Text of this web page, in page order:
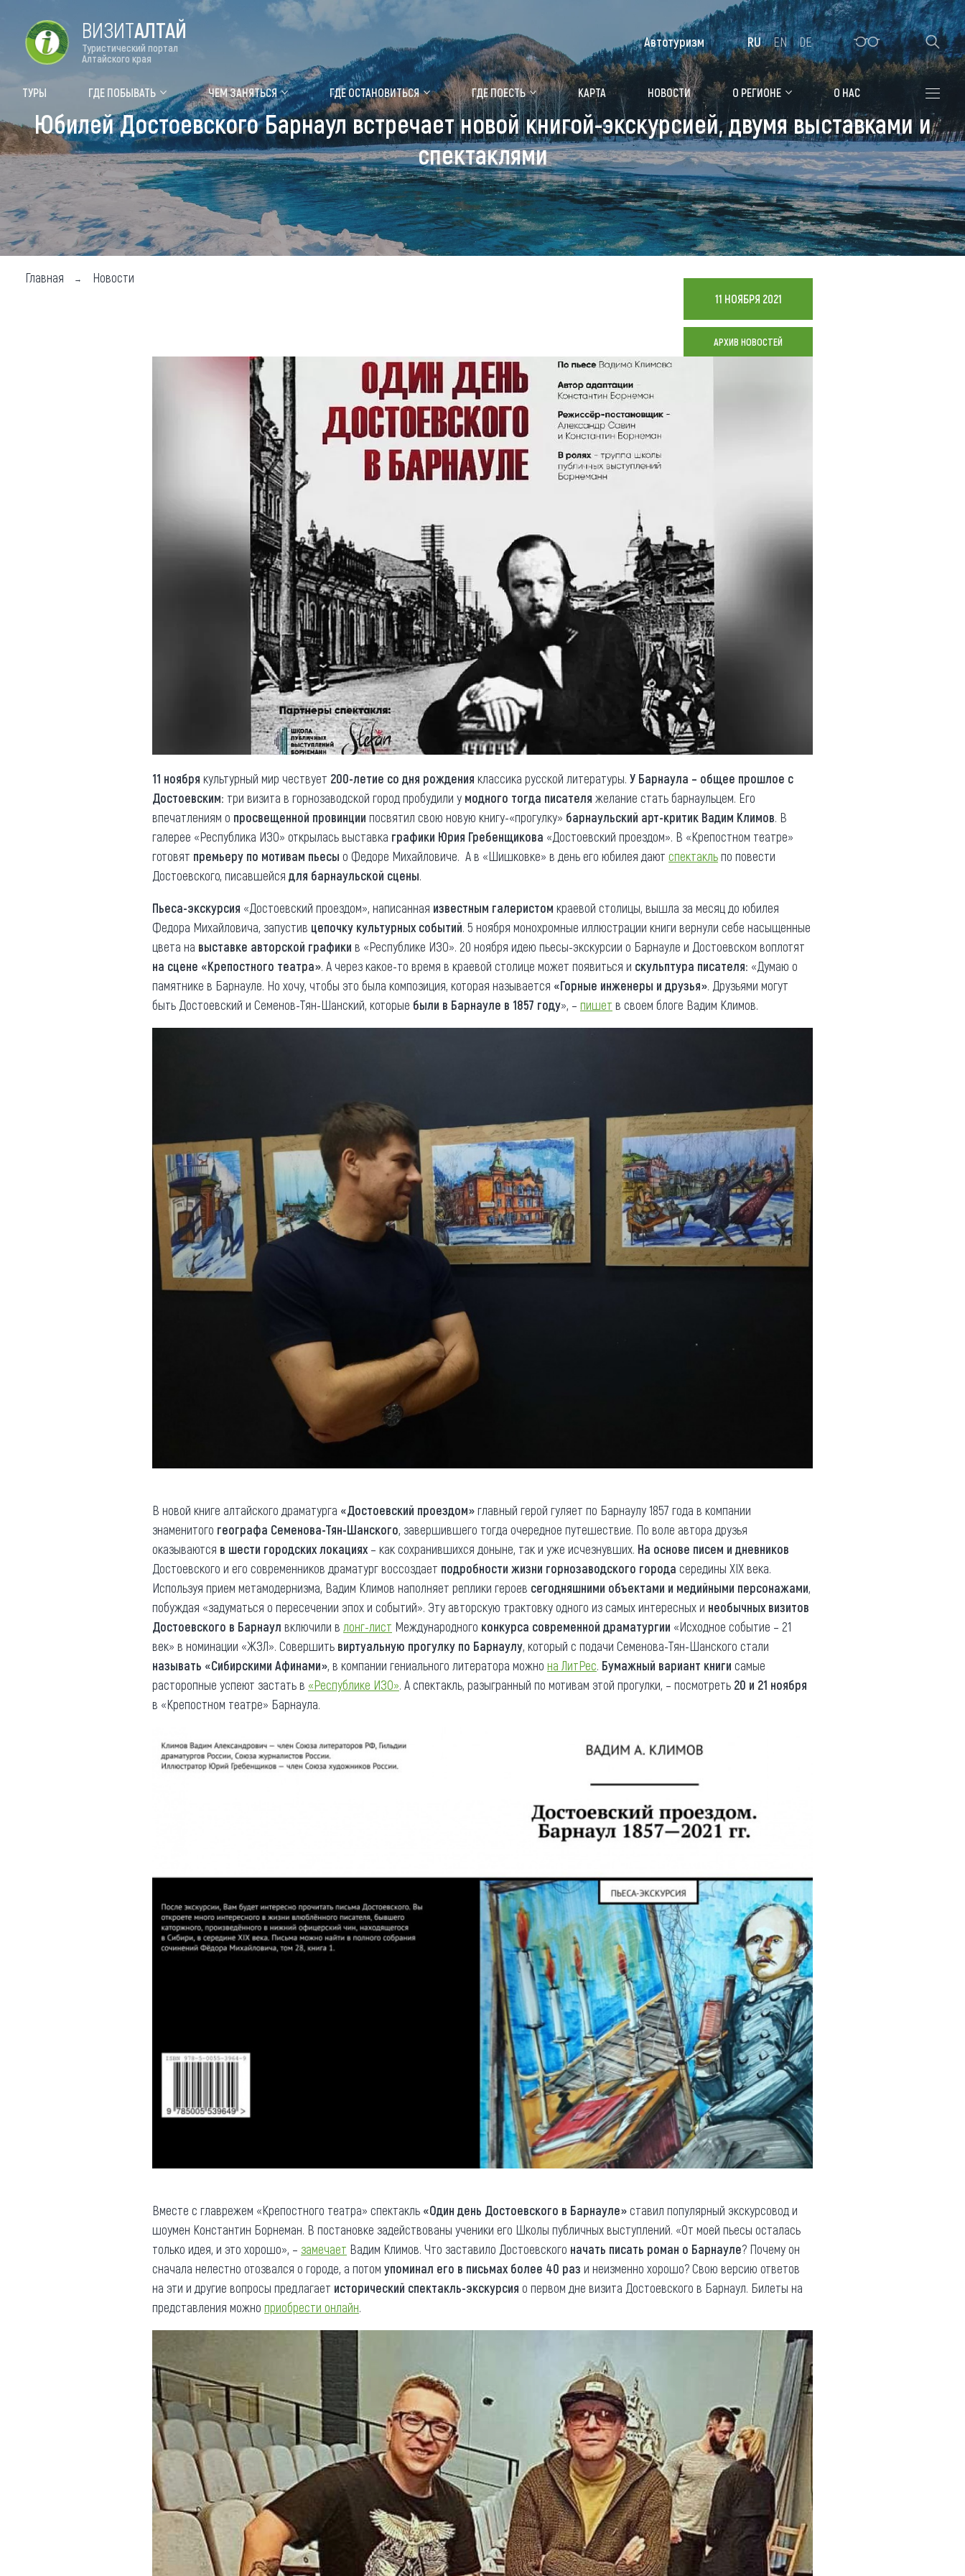
Форум VISIT ALTAI Цветение маральника Медицинский форум Алтайская зимовка
Туры Где побывать
Объекты природы
Объекты истории и культуры
Объекты развлечений
Топ туристических мест
Чем заняться
Календарь событий
Аудиогид
Мой маршрут
Где остановиться
Санатории
Гостиницы, отели
Коттеджи, базы
Сельские усадьбы
Мотели, придорожные отели
Новости
Что привезти (сувениры)
Общая информация
Как добраться
Люди, прославившие Алтай
Карты и буклеты
Коллекция впечатлений
ВИЗИТАЛТАЙ
Туристический портал
Алтайского края
ТУРЫ ГДЕ ПОБЫВАТЬ ЧЕМ ЗАНЯТЬСЯ ГДЕ ОСТАНОВИТЬСЯ ГДЕ ПОЕСТЬ КАРТА НОВОСТИ О РЕГИОНЕ О НАС
Автотуризм RU EN DE
Юбилей Достоевского Барнаул встречает новой книгой-экскурсией, двумя выставками и
спектаклями
Главная Новости
11 НОЯБРЯ 2021
АРХИВ НОВОСТЕЙ
11 ноября культурный мир чествует 200-летие со дня рождения классика русской литературы. У Барнаула – общее прошлое с
Достоевским: три визита в горнозаводской город пробудили у модного тогда писателя желание стать барнаульцем. Его
впечатлениям о просвещенной провинции посвятил свою новую книгу-«прогулку» барнаульский арт-критик Вадим Климов. В
галерее «Республика ИЗО» открылась выставка графики Юрия Гребенщикова «Достоевский проездом». В «Крепостном театре»
готовят премьеру по мотивам пьесы о Федоре Михайловиче. А в «Шишковке» в день его юбилея дают спектакльпо повести
Достоевского, писавшейся для барнаульской сцены.
Пьеса-экскурсия «Достоевский проездом», написанная известным галеристом краевой столицы, вышла за месяц до юбилея
Федора Михайловича, запустив цепочку культурных событий. 5 ноября монохромные иллюстрации книги вернули себе насыщенные
цвета на выставке авторской графики в «Республике ИЗО». 20 ноября идею пьесы-экскурсии о Барнауле и Достоевском воплотят
на сцене «Крепостного театра». А через какое-то время в краевой столице может появиться и скульптура писателя: «Думаю о
памятнике в Барнауле. Но хочу, чтобы это была композиция, которая называется «Горные инженеры и друзья». Друзьями могут
быть Достоевский и Семенов-Тян-Шанский, которые были в Барнауле в 1857 году», – пишет в своем блоге Вадим Климов.
В новой книге алтайского драматурга «Достоевский проездом»главный герой гуляет по Барнаулу 1857 года в компании
знаменитого географа Семенова-Тян-Шанского, завершившего тогда очередное путешествие. По воле автора друзья
оказываются в шести городских локациях – как сохранившихся доныне, так и уже исчезнувших. На основе писем и дневников
Достоевского и его современников драматург воссоздает подробности жизни горнозаводского города середины ХIХ века.
Используя прием метамодернизма, Вадим Климов наполняет реплики героев сегодняшними объектами и медийными персонажами,
побуждая «задуматься о пересечении эпох и событий». Эту авторскую трактовку одного из самых интересных и необычных визитов
Достоевского в Барнаул включили в лонг-лист Международного конкурса современной драматургии «Исходное событие – 21
век» в номинации «ЖЗЛ». Совершить виртуальную прогулку по Барнаулу, который с подачи Семенова-Тян-Шанского стали
называть «Сибирскими Афинами», в компании гениального литератора можно на ЛитРес. Бумажный вариант книги самые
расторопные успеют застать в «Республике ИЗО». А спектакль, разыгранный по мотивам этой прогулки, – посмотреть 20 и 21 ноября
в «Крепостном театре» Барнаула.
Вместе с главрежем «Крепостного театра» спектакль «Один день Достоевского в Барнауле»ставил популярный экскурсовод и
шоумен Константин Борнеман. В постановке задействованы ученики его Школы публичных выступлений. «От моей пьесы осталась
только идея, и это хорошо», – замечает Вадим Климов. Что заставило Достоевского начать писать роман о Барнауле? Почему он
сначала нелестно отозвался о городе, а потом упоминал его в письмах более 40 раз и неизменно хорошо? Свою версию ответов
на эти и другие вопросы предлагает исторический спектакль-экскурсия о первом дне визита Достоевского в Барнаул. Билеты на
представления можно приобрести онлайн.